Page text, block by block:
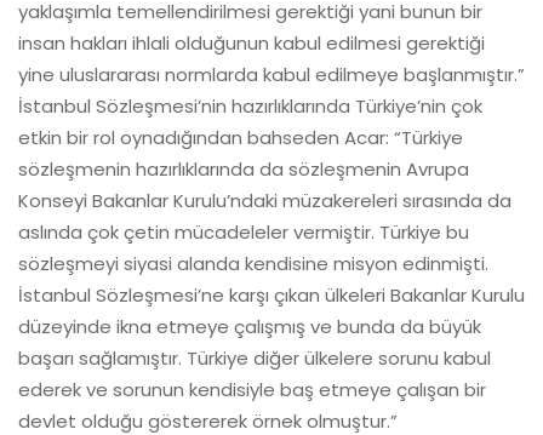
yaklaşımla temellendirilmesi gerektiği yani bunun bir
insan hakları ihlali olduğunun kabul edilmesi gerektiği
yine uluslararası normlarda kabul edilmeye başlanmıştır.”
İstanbul Sözleşmesi’nin hazırlıklarında Türkiye’nin çok
etkin bir rol oynadığından bahseden Acar: “Türkiye
sözleşmenin hazırlıklarında da sözleşmenin Avrupa
Konseyi Bakanlar Kurulu’ndaki müzakereleri sırasında da
aslında çok çetin mücadeleler vermiştir. Türkiye bu
sözleşmeyi siyasi alanda kendisine misyon edinmişti.
İstanbul Sözleşmesi’ne karşı çıkan ülkeleri Bakanlar Kurulu
düzeyinde ikna etmeye çalışmış ve bunda da büyük
başarı sağlamıştır. Türkiye diğer ülkelere sorunu kabul
ederek ve sorunun kendisiyle baş etmeye çalışan bir
devlet olduğu göstererek örnek olmuştur.”